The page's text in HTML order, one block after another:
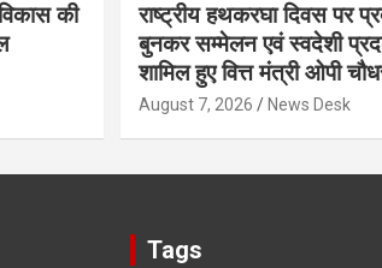
की
राष्ट्रीय हथकरघा दिवस पर
बुनकर सम्मेलन एवं स्वदेशी
शामिल हुए वित्त मंत्री ओपी
August 7, 2026 News Desk
Tags